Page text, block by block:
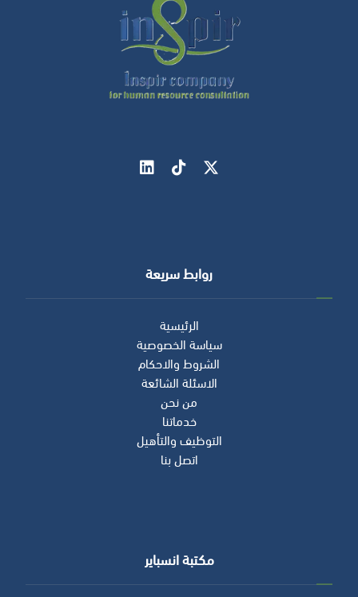
روابط سريعة
الرئيسية
سياسة الخصوصية
الشروط والاحكام
الاسئلة الشائعة
من نحن
خدماتنا
التوظيف والتأهيل
اتصل بنا
مكتبة انسباير